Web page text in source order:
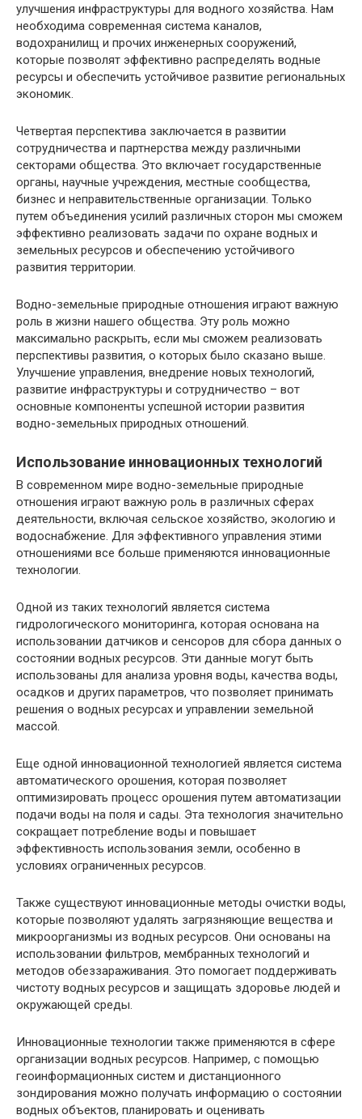
улучшения инфраструктуры для водного хозяйства. Нам
необходима современная система каналов,
водохранилищ и прочих инженерных сооружений,
которые позволят эффективно распределять водные
ресурсы и обеспечить устойчивое развитие региональных
экономик.
Четвертая перспектива заключается в развитии
сотрудничества и партнерства между различными
секторами общества. Это включает государственные
органы, научные учреждения, местные сообщества,
бизнес и неправительственные организации. Только
путем объединения усилий различных сторон мы сможем
эффективно реализовать задачи по охране водных и
земельных ресурсов и обеспечению устойчивого
развития территории.
Водно-земельные природные отношения играют важную
роль в жизни нашего общества. Эту роль можно
максимально раскрыть, если мы сможем реализовать
перспективы развития, о которых было сказано выше.
Улучшение управления, внедрение новых технологий,
развитие инфраструктуры и сотрудничество – вот
основные компоненты успешной истории развития
водно-земельных природных отношений.
Использование инновационных технологий
В современном мире водно-земельные природные
отношения играют важную роль в различных сферах
деятельности, включая сельское хозяйство, экологию и
водоснабжение. Для эффективного управления этими
отношениями все больше применяются инновационные
технологии.
Одной из таких технологий является система
гидрологического мониторинга, которая основана на
использовании датчиков и сенсоров для сбора данных о
состоянии водных ресурсов. Эти данные могут быть
использованы для анализа уровня воды, качества воды,
осадков и других параметров, что позволяет принимать
решения о водных ресурсах и управлении земельной
массой.
Еще одной инновационной технологией является система
автоматического орошения, которая позволяет
оптимизировать процесс орошения путем автоматизации
подачи воды на поля и сады. Эта технология значительно
сокращает потребление воды и повышает
эффективность использования земли, особенно в
условиях ограниченных ресурсов.
Также существуют инновационные методы очистки воды,
которые позволяют удалять загрязняющие вещества и
микроорганизмы из водных ресурсов. Они основаны на
использовании фильтров, мембранных технологий и
методов обеззараживания. Это помогает поддерживать
чистоту водных ресурсов и защищать здоровье людей и
окружающей среды.
Инновационные технологии также применяются в сфере
организации водных ресурсов. Например, с помощью
геоинформационных систем и дистанционного
зондирования можно получать информацию о состоянии
водных объектов, планировать и оценивать